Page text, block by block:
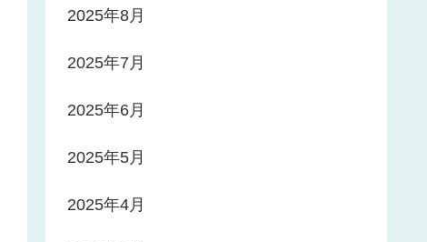
2025年8月
2025年7月
2025年6月
2025年5月
2025年4月